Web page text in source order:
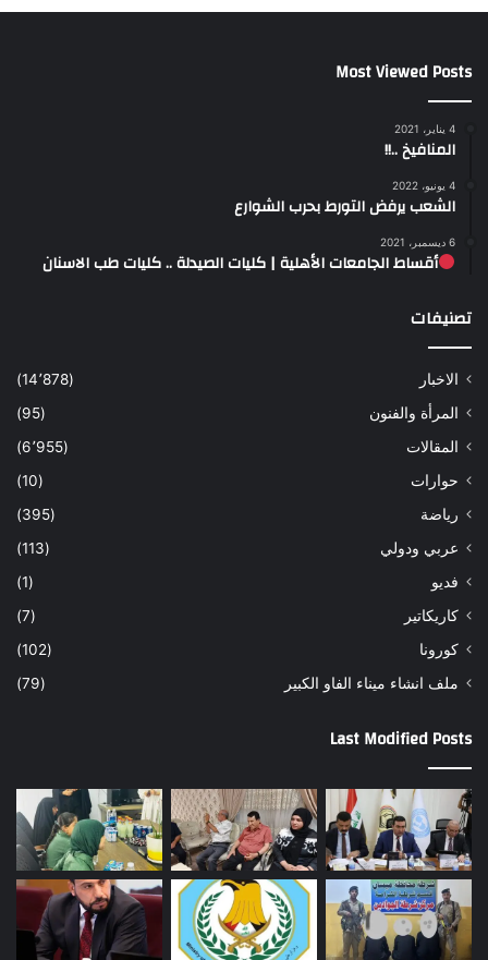
Most Viewed Posts
4 يناير، 2021
المنافيخ ..!!
4 يونيو، 2022
الشعب يرفض التورط بحرب الشوارع
6 ديسمبر، 2021
أقساط الجامعات الأهلية | كليات الصيدلة .. كليات طب الاسنان
تصنيفات
الاخبار
(14٬878)
المرأة والفنون
(95)
المقالات
(6٬955)
حوارات
(10)
رياضة
(395)
عربي ودولي
(113)
فديو
(1)
كاريكاتير
(7)
كورونا
(102)
ملف انشاء ميناء الفاو الكبير
(79)
Last Modified Posts